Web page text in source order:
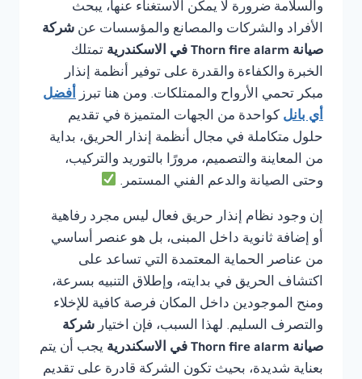
والسلامة ضرورة لا يمكن الاستغناء عنها، يبحث
الأفراد والشركات والمصانع والمؤسسات عن شركة
صيانة Thorn fire alarm في الاسكندرية
تمتلك
الخبرة والكفاءة والقدرة على توفير أنظمة إنذار
مبكر تحمي الأرواح والممتلكات. ومن هنا تبرز أفضل
أي بانل كواحدة من الجهات المتميزة في تقديم
حلول متكاملة في مجال أنظمة إنذار الحريق، بداية
من المعاينة والتصميم، مرورًا بالتوريد والتركيب،
وحتى الصيانة والدعم الفني المستمر.
إن وجود نظام إنذار حريق فعال ليس مجرد رفاهية
أو إضافة ثانوية داخل المبنى، بل هو عنصر أساسي
من عناصر الحماية المعتمدة التي تساعد على
اكتشاف الحريق في بدايته، وإطلاق التنبيه بسرعة،
ومنح الموجودين داخل المكان فرصة كافية للإخلاء
والتصرف السليم. لهذا السبب، فإن اختيار شركة
صيانة Thorn fire alarm في الاسكندرية
يجب أن يتم
بعناية شديدة، بحيث تكون الشركة قادرة على تقديم